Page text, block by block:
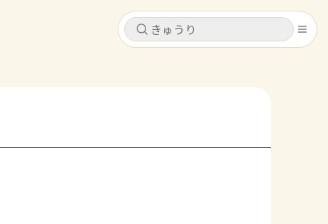
キャンセル
キャンセル